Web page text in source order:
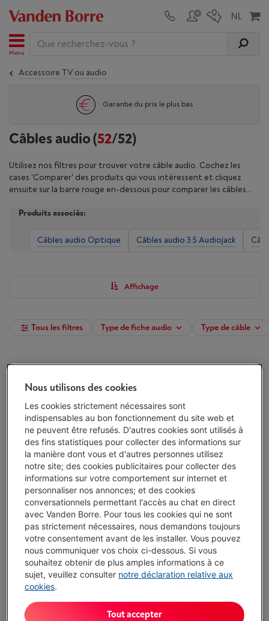
Menu
Accessoire TV ou audio
Garantie du prix le plus bas
Câbles audio(52/52)
Utilisez nos filtres pour trouver votre câble audio. Cochez les
cases 'Comparer' des produits qui vous intéressent et cliquez
ensuite sur la barre rouge en-dessous pour comparer les câbles
Produits associés:
Câbles audio Optique Câbles audio 3.5 Audiojack
Affichage
Tous les filtres Type de fiche audio Type de câble
ACCSUP JACK 6.35/3.5MM STEREO
Type: Jack-Adaptateur
Description: Adaptateur, jack 6,35 mm stéréo
mâle vers jack 3,5 mm stéréo femelle
Écochèques: Non
Livré demain - Voir le stock
€ 4,99
J'achète
Comparer
ACCSUP JACK 3.5 MALE/FEMALE 3M
Type de câble: Jack (M) vers Jack (F)
Type: Rallonge câble audio
Description: Cordon jack 3,5 mm stéréo mâle
vers jack 3,5 mm stéréo femelle
€ 10,06
Nous utilisons des cookies
Les cookies strictement nécessaires sont
indispensables au bon fonctionnement du site web et
ne peuvent être refusés. D'autres cookies sont utilisés à
des fins statistiques pour collecter des informations sur
la manière dont vous et d'autres personnes utilisez
notre site; des cookies publicitaires pour collecter des
informations sur votre comportement sur internet et
personnaliser nos annonces; et des cookies
conversationnels permettant l'accès au chat en direct
avec Vanden Borre. Pour tous les cookies qui ne sont
pas strictement nécessaires, nous demandons toujours
votre consentement avant de les installer. Vous pouvez
nous communiquer vos choix ci-dessous. Si vous
souhaitez obtenir de plus amples informations à ce
sujet, veuillez consulter notre déclaration relative aux
cookies.
Tout accepter